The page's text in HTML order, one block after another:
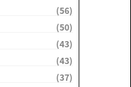
(56)
(50)
(43)
(43)
(37)